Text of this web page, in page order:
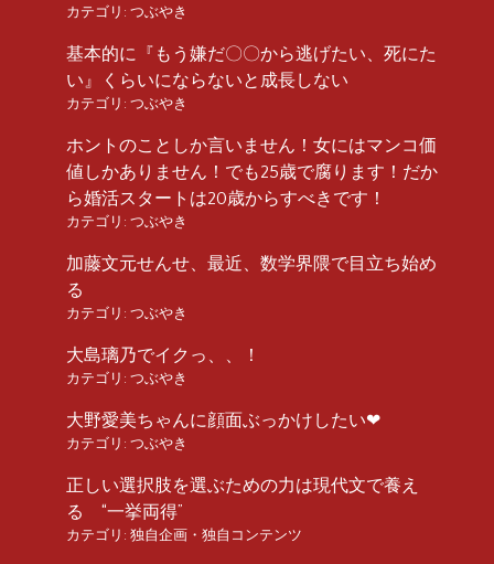
カテゴリ: つぶやき
基本的に『もう嫌だ〇〇から逃げたい、死にた
い』くらいにならないと成長しない
カテゴリ: つぶやき
ホントのことしか言いません！女にはマンコ価
値しかありません！でも25歳で腐ります！だか
ら婚活スタートは20歳からすべきです！
カテゴリ: つぶやき
加藤文元せんせ、最近、数学界隈で目立ち始め
る
カテゴリ: つぶやき
大島璃乃でイクっ、、！
カテゴリ: つぶやき
大野愛美ちゃんに顔面ぶっかけしたい❤︎
カテゴリ: つぶやき
正しい選択肢を選ぶための力は現代文で養え
る “一挙両得”
カテゴリ: 独自企画・独自コンテンツ